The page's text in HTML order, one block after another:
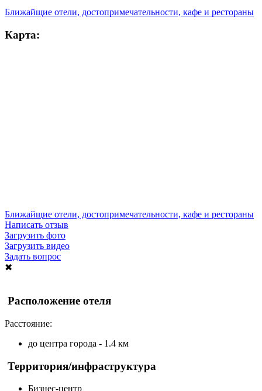
Ближайщие отели, достопримечательности, кафе и рестораны
Карта:
Ближайщие отели, достопримечательности, кафе и рестораны
Написать отзыв
Загрузить фото
Загрузить видео
Задать вопрос
✖
Расположение отеля
Расстояние:
до центра города - 1.4 км
Территория/инфраструктура
Бизнес-центр